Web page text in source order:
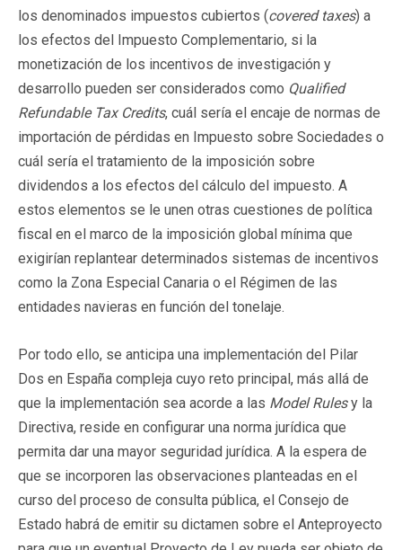
los denominados impuestos cubiertos (covered taxes) a
los efectos del Impuesto Complementario, si la
monetización de los incentivos de investigación y
desarrollo pueden ser considerados como Qualified
Refundable Tax Credits, cuál sería el encaje de normas de
importación de pérdidas en Impuesto sobre Sociedades o
cuál sería el tratamiento de la imposición sobre
dividendos a los efectos del cálculo del impuesto. A
estos elementos se le unen otras cuestiones de política
fiscal en el marco de la imposición global mínima que
exigirían replantear determinados sistemas de incentivos
como la Zona Especial Canaria o el Régimen de las
entidades navieras en función del tonelaje.
Por todo ello, se anticipa una implementación del Pilar
Dos en España compleja cuyo reto principal, más allá de
que la implementación sea acorde a las Model Rulesy la
Directiva, reside en configurar una norma jurídica que
permita dar una mayor seguridad jurídica. A la espera de
que se incorporen las observaciones planteadas en el
curso del proceso de consulta pública, el Consejo de
Estado habrá de emitir su dictamen sobre el Anteproyecto